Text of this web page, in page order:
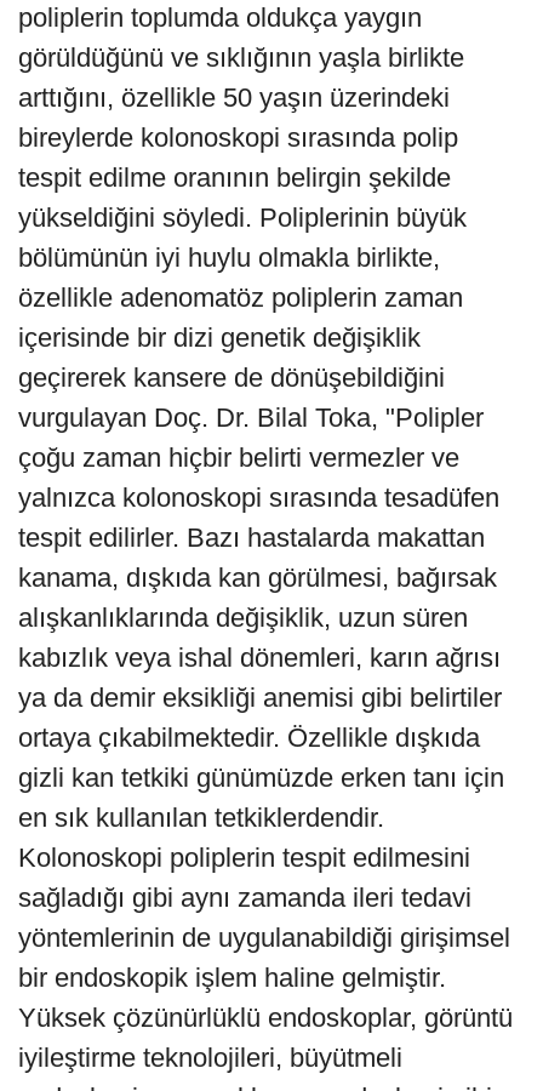
poliplerin toplumda oldukça yaygın
görüldüğünü ve sıklığının yaşla birlikte
arttığını, özellikle 50 yaşın üzerindeki
bireylerde kolonoskopi sırasında polip
tespit edilme oranının belirgin şekilde
yükseldiğini söyledi. Poliplerinin büyük
bölümünün iyi huylu olmakla birlikte,
özellikle adenomatöz poliplerin zaman
içerisinde bir dizi genetik değişiklik
geçirerek kansere de dönüşebildiğini
vurgulayan Doç. Dr. Bilal Toka, "Polipler
çoğu zaman hiçbir belirti vermezler ve
yalnızca kolonoskopi sırasında tesadüfen
tespit edilirler. Bazı hastalarda makattan
kanama, dışkıda kan görülmesi, bağırsak
alışkanlıklarında değişiklik, uzun süren
kabızlık veya ishal dönemleri, karın ağrısı
ya da demir eksikliği anemisi gibi belirtiler
ortaya çıkabilmektedir. Özellikle dışkıda
gizli kan tetkiki günümüzde erken tanı için
en sık kullanılan tetkiklerdendir.
Kolonoskopi poliplerin tespit edilmesini
sağladığı gibi aynı zamanda ileri tedavi
yöntemlerinin de uygulanabildiği girişimsel
bir endoskopik işlem haline gelmiştir.
Yüksek çözünürlüklü endoskoplar, görüntü
iyileştirme teknolojileri, büyütmeli